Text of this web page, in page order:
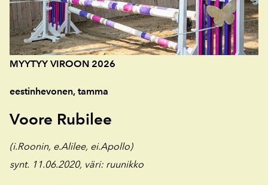
MYYTYY VIROON 2026
eestinhevonen, tamma
Voore Rubilee
(i.Roonin, e.Alilee, ei.Apollo)
synt. 11.06.2020, väri: ruunikko